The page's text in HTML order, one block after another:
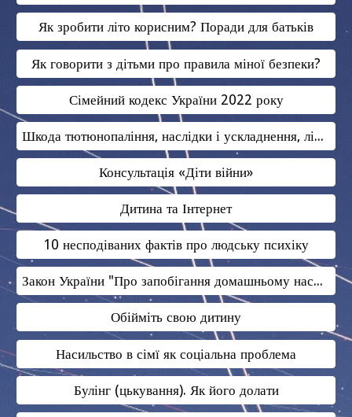
Як зробити літо корисним? Поради для батьків
Як говорити з дітьми про правила міної безпеки?
Сімейний кодекс України 2022 року
Шкода тютюнопаління, наслідки і ускладнення, лікування нікотинової залежності
Консультація «Діти війни»
Дитина та Інтернет
10 несподіваних фактів про людську психіку
Закон України "Про запобігання домашньому насильству"
Обійміть свою дитину
Насильство в сімї як соціальна проблема
Булінг (цькування). Як його долати